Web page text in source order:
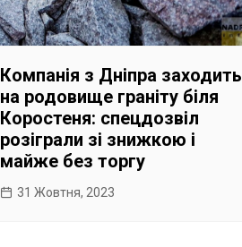
Компанія з Дніпра заходить
на родовище граніту біля
Коростеня: спецдозвіл
розіграли зі знижкою і
майже без торгу
31 Жовтня, 2023